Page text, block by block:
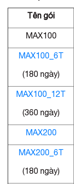
Tên gói
MAX100
MAX100_6T
(180 ngày)
MAX100_12T
(360 ngày)
MAX200
MAX200_6T
(180 ngày)